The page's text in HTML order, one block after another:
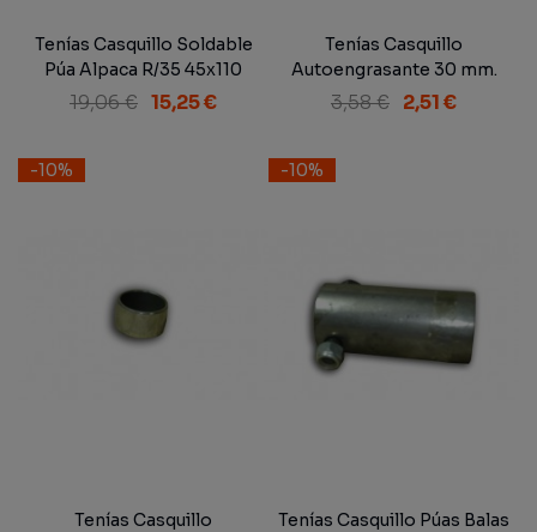
Tenías Casquillo Soldable
Púa Alpaca R/35 45x110
19,06 € 15,25 €
Tenías Casquillo
Autoengrasante 30 mm.
3,58 € 2,51 €
-10%
Tenías Casquillo
-10%
Tenías Casquillo Púas Balas